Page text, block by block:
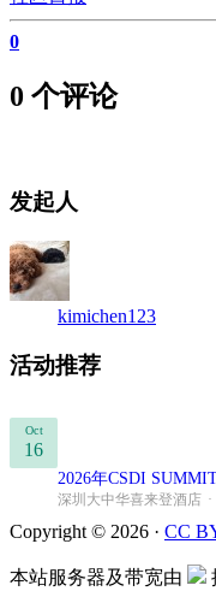
0
0 个评论
发起人
kimichen123
活动推荐
Oct
16
2026年CSDI
深圳大中华喜来登酒店 ·
Copyright © 2026 · CC
本站服务器及带宽由